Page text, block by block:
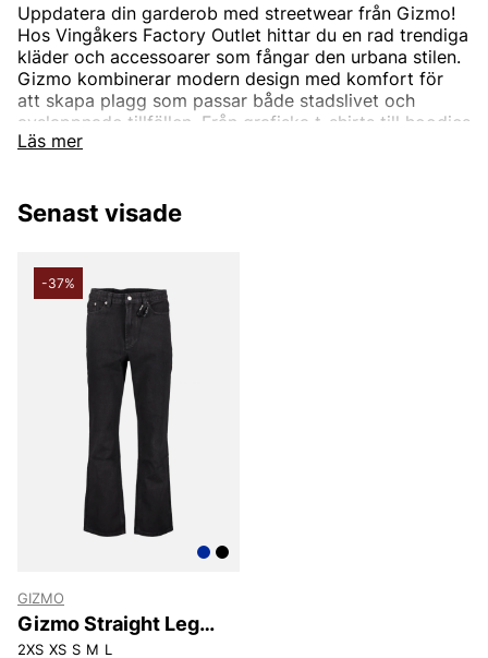
Läs mer
Uppdatera din garderob med streetwear från Gizmo!
Hos Vingåkers Factory Outlet hittar du en rad trendiga
kläder och accessoarer som fångar den urbana stilen.
Gizmo kombinerar modern design med komfort för
att skapa plagg som passar både stadslivet och
avslappnade tillfällen. Från grafiska t-shirts till hoodies
och jackor – Gizmo ger dig det senaste inom
nya favoriter till outletpriser!
Senast visade
-37%
GIZMO
Gizmo Straight Leg
Jeans
2XS XS S M L